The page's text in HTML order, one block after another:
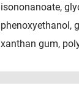
isononanoate,
phenoxyethanol,
xanthan gum,